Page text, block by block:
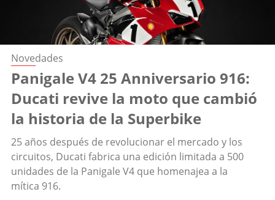
Novedades
Panigale V4 25 Anniversario 916:
Ducati revive la moto que cambió
la historia de la Superbike
25 años después de revolucionar el mercado y los
circuitos, Ducati fabrica una edición limitada a 500
unidades de la Panigale V4 que homenajea a la
mítica 916.